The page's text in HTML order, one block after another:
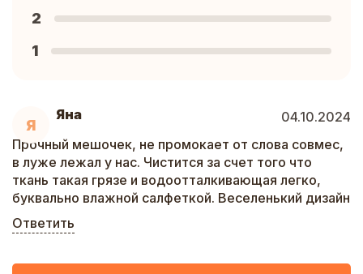
Я
Яна
04.10.2024
Прочный мешочек, не промокает от слова совмес,
в луже лежал у нас. Чистится за счет того что
ткань такая грязе и водоотталкивающая легко,
буквально влажной салфеткой. Веселенький дизайн
Ответить
2
1